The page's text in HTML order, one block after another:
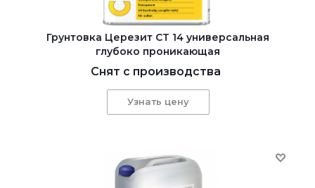
Грунтовка Церезит CT 14 универсальная
глубоко проникающая
Снят с производства
Узнать цену